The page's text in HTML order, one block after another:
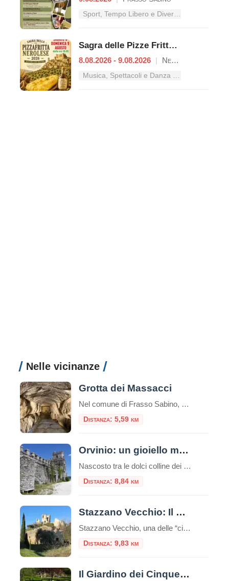
Sagra delle Pizze Fritte Nerolesi
8.08.2026 - 9.08.2026 | Nerola
Nelle vicinanze
Grotta dei Massacci
Nel comune di Frasso Sabino, più precisamente ad Osteria Nuova si nasconde una tomba monumentale del II secolo, la Grotta dei Massacci.Il monumento, inglobato da un casale agricolo nel XVII secolo, si trova in un antico punto di sosta sulla consolare romana Salaria. La grotta è un grandioso monumento funerario dagli enormi blocchi di calcare […]
Distanza: 5,59 km
Orvinio: un gioiello medievale tra i monti Lucretili
Nascosto tra le dolci colline dei Monti Lucretili, Orvinio è un piccolo borgo medievale che incanta con il suo fascino antico e la sua atmosfera senza tempo. Situato nella provincia di Rieti, a circa 840 metri di altitudine, questo pittoresco paesino è annoverato tra i “Borghi più belli d’Italia”, un riconoscimento meritato grazie alle sue […]
Distanza: 8,84 km
Stazzano Vecchio: Il borgo fantasma della Sabina
Stazzano Vecchio, una delle “città fantasma” più suggestive del Lazio. A pochi chilometri dalla frenesia di Roma, arroccato su una collina che domina la valle del Tevere e guarda verso i Monti Lucretili, esiste un luogo dove l’orologio si è fermato bruscamente all’inizio del secolo scorso. Questo borgo medievale, frazione di Palombara Sabina, non è […]
Distanza: 9,83 km
Il Giardino dei Cinque Sensi